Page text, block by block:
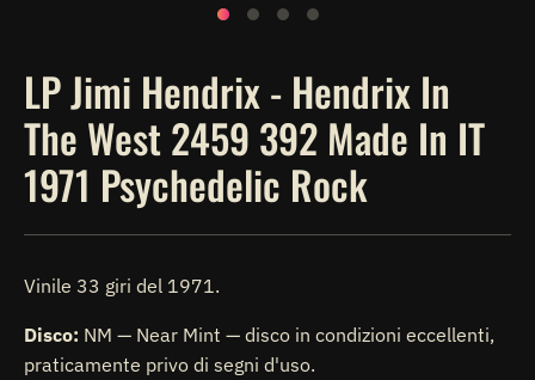
LP Jimi Hendrix - Hendrix In
The West 2459 392 Made In IT
1971 Psychedelic Rock
Vinile 33 giri del 1971.
Disco: NM — Near Mint — disco in condizioni eccellenti,
praticamente privo di segni d'uso.